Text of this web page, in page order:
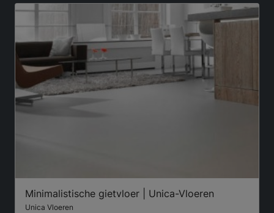
Minimalistische gietvloer | Unica-Vloeren
Unica Vloeren